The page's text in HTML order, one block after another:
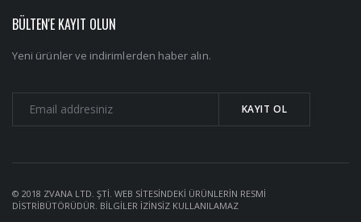
BÜLTEN'E KAYIT OLUN
Yeni ürünler ve indirimlerden haber alın.
© 2018 ZVANA LTD. ŞTİ. WEB SİTESİNDEKİ ÜRÜNLERİN RESMİ
DİSTRİBÜTÖRÜDÜR. BİLGİLER İZİNSİZ KULLANILAMAZ